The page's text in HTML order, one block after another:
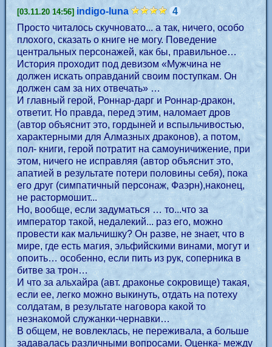
[03.11.20 14:56] indigo-luna
4
Просто читалось скучновато... а так, ничего, особо
плохого, сказать о книге не могу. Поведение
центральных персонажей, как бы, правильное…
История проходит под девизом «Мужчина не
должен искать оправданий своим поступкам. Он
должен сам за них отвечать» …
И главный герой, Роннар-дарг и Роннар-дракон,
ответит. Но правда, перед этим, наломает дров
(автор объяснит это, гордыней и вспыльчивостью,
характерными для Алмазных драконов), а потом,
пол- книги, герой потратит на самоуничижение, при
этом, ничего не исправляя (автор объяснит это,
апатией в результате потери половины себя), пока
его друг (симпатичный персонаж, Фаэрн),наконец,
не растормошит...
Но, вообще, если задуматься … то...что за
император такой, недалекий... раз его, можно
провести как мальчишку? Он разве, не знает, что в
мире, где есть магия, эльфийскими винами, могут и
опоить… особенно, если пить из рук, соперника в
битве за трон…
И что за альхайра (авт. драконье сокровище) такая,
если ее, легко можно выкинуть, отдать на потеху
солдатам, в результате наговора какой то
незнакомой служанки-чернавки…
В общем, не вовлеклась, не переживала, а больше
задавалась различными вопросами. Оценка- между